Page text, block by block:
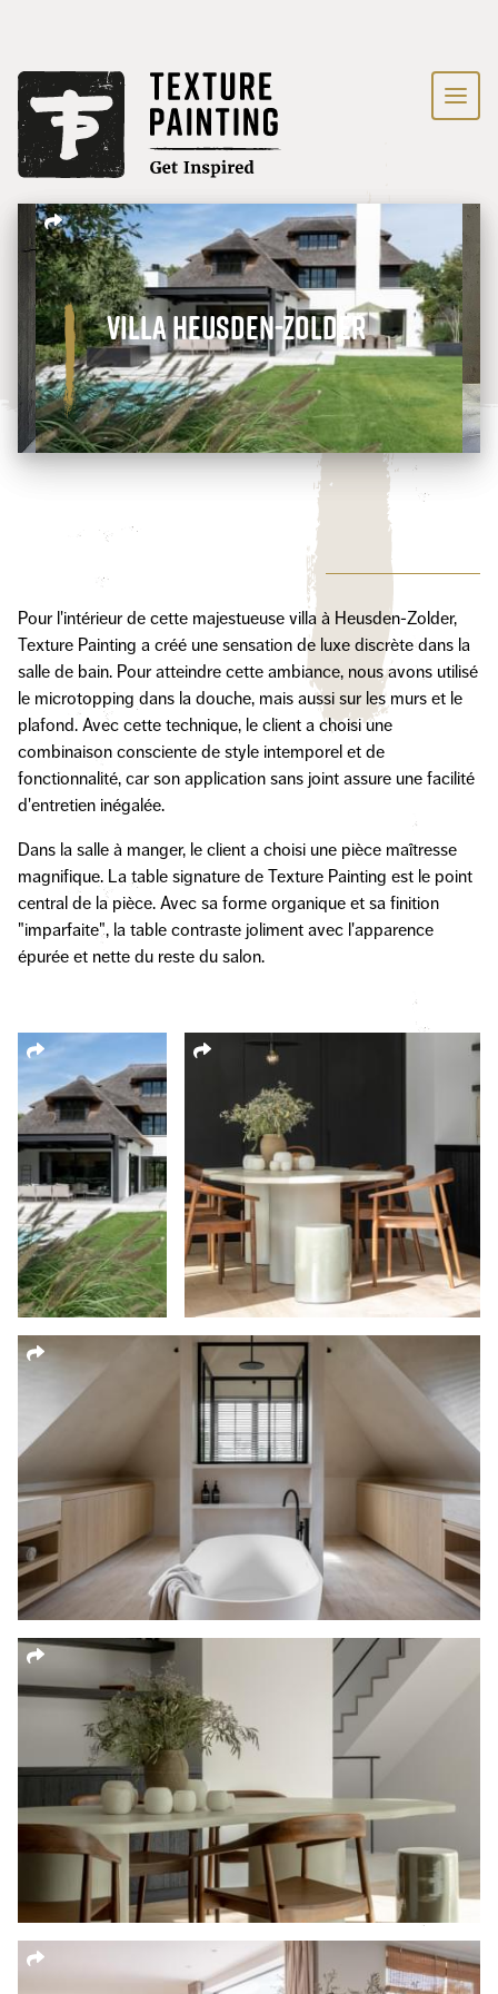
Villa Heusden-Zolder
Pour l'intérieur de cette majestueuse villa à Heusden-Zolder,
Texture Painting a créé une sensation de luxe discrète dans la
salle de bain. Pour atteindre cette ambiance, nous avons utilisé
le microtopping dans la douche, mais aussi sur les murs et le
plafond. Avec cette technique, le client a choisi une
combinaison consciente de style intemporel et de
fonctionnalité, car son application sans joint assure une facilité
d'entretien inégalée.
Dans la salle à manger, le client a choisi une pièce maîtresse
magnifique. La table signature de Texture Painting est le point
central de la pièce. Avec sa forme organique et sa finition
"imparfaite", la table contraste joliment avec l'apparence
épurée et nette du reste du salon.